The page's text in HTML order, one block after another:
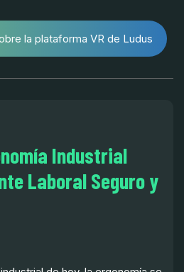
la plataforma VR de Ludus
Industrial
Laboral Seguro y